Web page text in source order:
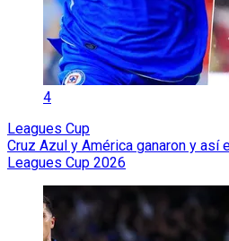
4
Leagues Cup
Cruz Azul y América ganaron y
Leagues Cup 2026